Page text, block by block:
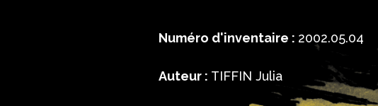
Numéro d'inventaire : 2002.05.04
Auteur : TIFFIN Julia